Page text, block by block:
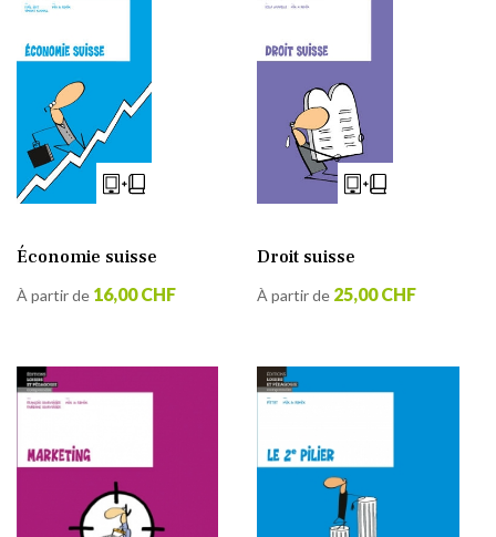
Économie suisse
À partir de 16,00 CHF
Droit suisse
À partir de 25,00 CHF